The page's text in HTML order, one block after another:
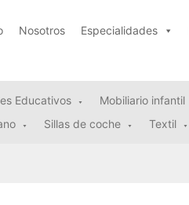
Nosotros Especialidades
Educativos Mobiliario infantil
Sillas de coche Textil